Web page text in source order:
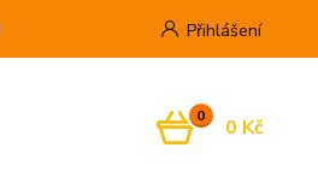
Přihlášení
0 0 Kč